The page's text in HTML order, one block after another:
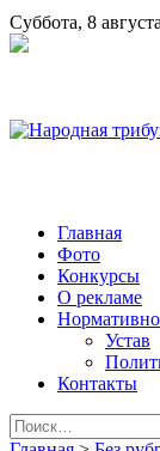
Суббота, 8
Народная трибуна
Калининская
Главная
Фото
Конкурсы
О рекламе
Устав
Контакты
Найти: